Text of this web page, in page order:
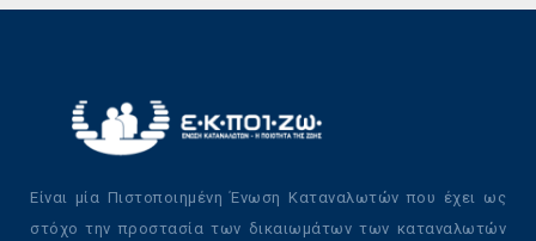
Είναι μία Πιστοποιημένη Ένωση Καταναλωτών που έχει ως
στόχο την προστασία των δικαιωμάτων των καταναλωτών